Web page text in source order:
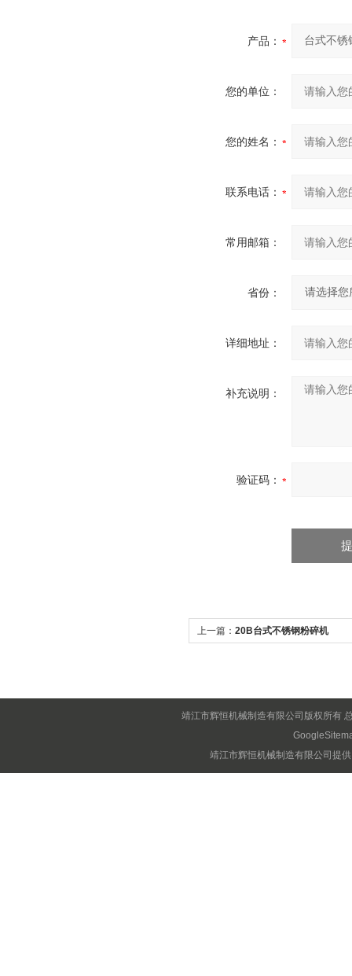
产品：
您的单位：
您的姓名：
联系电话：
常用邮箱：
省份：
详细地址：
补充说明：
验证码：
上一篇： 20B台式不锈钢粉碎机
靖江市辉恒机械制造有限公司版权所有
靖江市辉恒机械制造有限公司提